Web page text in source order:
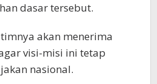
dasar tersebut.
akan menerima
visi-misi ini tetap
nasional.